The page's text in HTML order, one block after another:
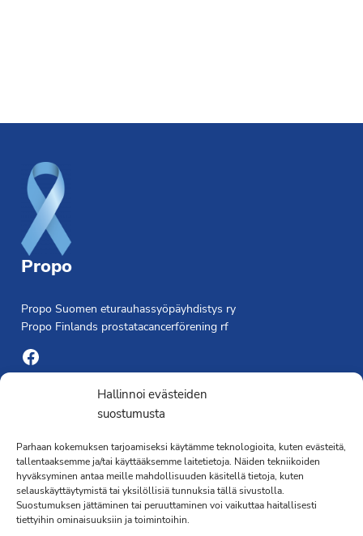
Hallinnoi evästeiden
suostumusta
Parhaan kokemuksen tarjoamiseksi käytämme teknologioita, kuten evästeitä,
tallentaaksemme ja/tai käyttääksemme laitetietoja. Näiden tekniikoiden
hyväksyminen antaa meille mahdollisuuden käsitellä tietoja, kuten
selauskäyttäytymistä tai yksilöllisiä tunnuksia tällä sivustolla.
Suostumuksen jättäminen tai peruuttaminen voi vaikuttaa haitallisesti
tiettyihin ominaisuuksiin ja toimintoihin.
Propo
Propo Suomen eturauhassyöpäyhdistys ry
Propo Finlands prostatacancerförening rf
Facebook
Yhdistyksen toimisto
Laivapojankatu 3 C, 00180 Helsinki
toimisto@propo.fi
Saavutettavuusseloste »
Toiminnanjohtaja